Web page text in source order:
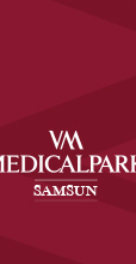
DÜNYA
MAGAZİN